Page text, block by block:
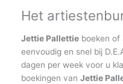
Het
Jettie Pallettie boeken of
eenvoudig en snel bij
dagen per week voor u
boekingen van Jettie